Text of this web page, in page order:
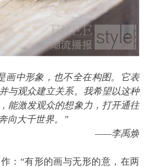
画中形象，也不全在构图。它表
与观众建立关系。我希望以这种
能激发观众的想象力，打开通往
向大千世界。”
——李禹焕
：“有形的画与无形的意，在两